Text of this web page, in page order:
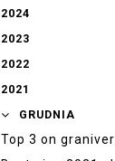
2024
2023
2022
2021
▼ GRUDNIA
Top 3 on